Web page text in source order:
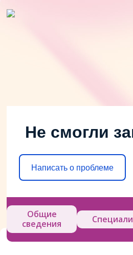
Не смогли
Написать о проблеме
Общие
сведения